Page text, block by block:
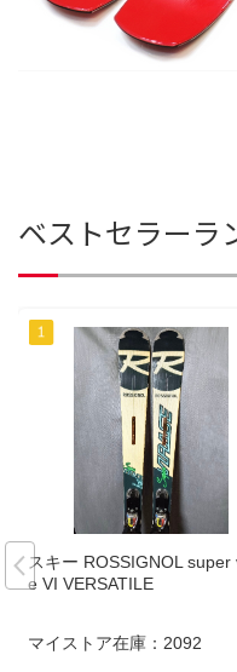
ベストセラーラ
スキー ROSSIGNOL super
e VI VERSATILE
マイストア在庫： 2092